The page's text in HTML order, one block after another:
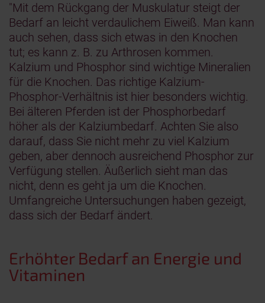
"Mit dem Rückgang der Muskulatur steigt der
Bedarf an leicht verdaulichem Eiweiß. Man kann
auch sehen, dass sich etwas in den Knochen
tut; es kann z. B. zu Arthrosen kommen.
Kalzium und Phosphor sind wichtige Mineralien
für die Knochen. Das richtige Kalzium-
Phosphor-Verhältnis ist hier besonders wichtig.
Bei älteren Pferden ist der Phosphorbedarf
höher als der Kalziumbedarf. Achten Sie also
darauf, dass Sie nicht mehr zu viel Kalzium
geben, aber dennoch ausreichend Phosphor zur
Verfügung stellen. Äußerlich sieht man das
nicht, denn es geht ja um die Knochen.
Umfangreiche Untersuchungen haben gezeigt,
dass sich der Bedarf ändert.
Erhöhter Bedarf an Energie und
Vitaminen